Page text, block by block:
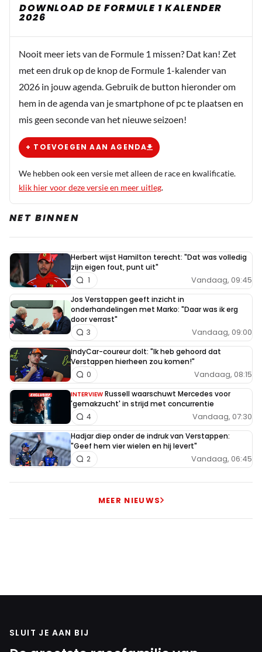
DOWNLOAD DE FORMULE 1 KALENDER
2026
Nooit meer iets van de Formule 1 missen? Dat kan! Zet
met een druk op de knop de Formule 1-kalender van
2026 in jouw agenda. Gebruik de button hieronder om
hem in de agenda van je smartphone of pc te plaatsen en
mis geen seconde van het nieuwe seizoen!
+ TOEVOEGEN AAN AGENDA
We hebben ook een versie met alleen de race en kwalificatie.
klik hier voor deze versie en meer uitleg.
NET BINNEN
Herbert wijst Hamilton terecht: "Dat was volledig
zijn eigen fout, punt uit"
Vandaag, 09:45
1
Jos Verstappen geeft inzicht in
onderhandelingen met Marko: "Daar was ik erg
door verrast"
Vandaag, 09:00
3
IndyCar-coureur dolt: "Ik heb gehoord dat
Verstappen hierheen zou komen!"
Vandaag, 08:15
0
INTERVIEW Russell waarschuwt Mercedes voor
'gemakzucht' in strijd met concurrentie
Vandaag, 07:30
4
Hadjar diep onder de indruk van Verstappen:
"Geef hem vier wielen en hij levert"
Vandaag, 06:45
2
MEER NIEUWS
SLUIT JE AAN BIJ